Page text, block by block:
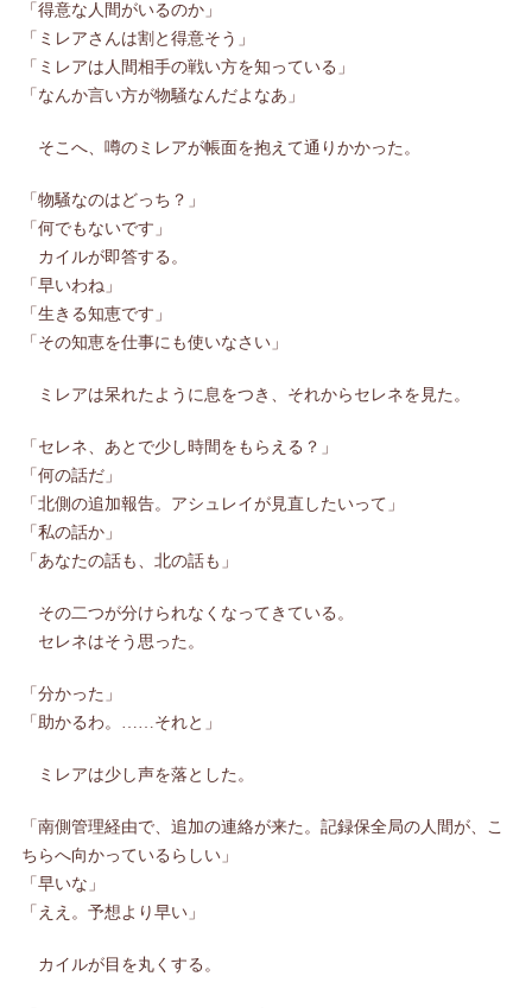
「得意な人間がいるのか」
「ミレアさんは割と得意そう」
「ミレアは人間相手の戦い方を知っている」
「なんか言い方が物騒なんだよなあ」
そこへ、噂のミレアが帳面を抱えて通りかかった。
「物騒なのはどっち？」
「何でもないです」
カイルが即答する。
「早いわね」
「生きる知恵です」
「その知恵を仕事にも使いなさい」
ミレアは呆れたように息をつき、それからセレネを見た。
「セレネ、あとで少し時間をもらえる？」
「何の話だ」
「北側の追加報告。アシュレイが見直したいって」
「私の話か」
「あなたの話も、北の話も」
その二つが分けられなくなってきている。
セレネはそう思った。
「分かった」
「助かるわ。……それと」
ミレアは少し声を落とした。
「南側管理経由で、追加の連絡が来た。記録保全局の人間が、こ
ちらへ向かっているらしい」
「早いな」
「ええ。予想より早い」
カイルが目を丸くする。